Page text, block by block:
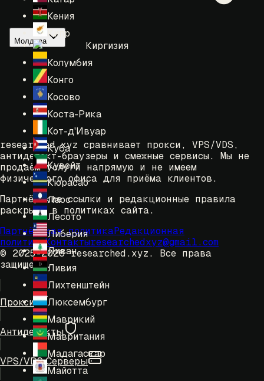
Кения
Кипр
Киргизия
Колумбия
Конго
Косово
Коста-Рика
Кот-д'Ивуар
Куба
Кувейт
Кюрасао
Лаос
Лесото
Либерия
Ливан
Ливия
Лихтенштейн
Люксембург
Маврикий
Мавритания
Мадагаскар
Майотта
Молдова
researched.xyz сравнивает прокси, VPS/VDS,
антидетект-браузеры и смежные сервисы. Мы не
продаём услуги напрямую и не имеем
физического офиса для приёма клиентов.
Партнёрские ссылки и редакционные правила
раскрыты в политиках сайта.
Партнёрская политикаРедакционная
политикаКонтактыresearchedxyz@gmail.com
© 2025-2026 researched.xyz. Все права
защищены.
Прокси
Антидетекты
VPS/VDS Серверы